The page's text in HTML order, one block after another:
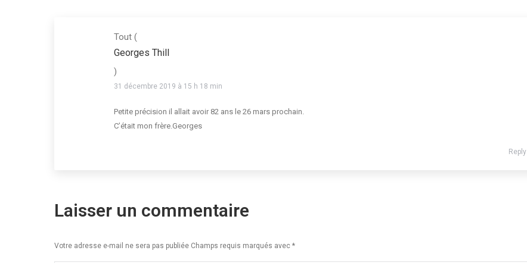
Tout (
Georges Thill
)
31 décembre 2019 à 15 h 18 min
Petite précision il allait avoir 82 ans le 26 mars prochain.
C’était mon frère.Georges
Reply
Laisser un commentaire
Votre adresse e-mail ne sera pas publiée Champs requis marqués avec *